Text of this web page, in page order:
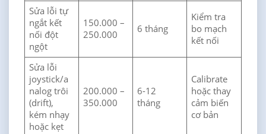
Sửa lỗi tự
ngắt kết
nối đột
ngột
150.000 –
250.000
6 tháng
Kiểm tra
bo mạch
kết nối
Sửa lỗi
joystick/a
nalog trôi
(drift),
kém nhạy
hoặc kẹt
200.000 –
350.000
6-12
tháng
Calibrate
hoặc thay
cảm biến
cơ bản